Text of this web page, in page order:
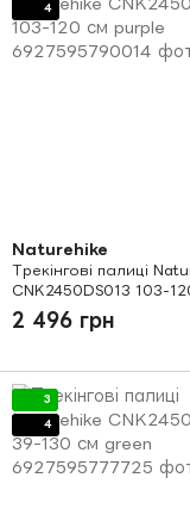
4
Naturehike
Трекінгові палиці
CNK2450DS013 103-
purple
2 496 грн
3
4